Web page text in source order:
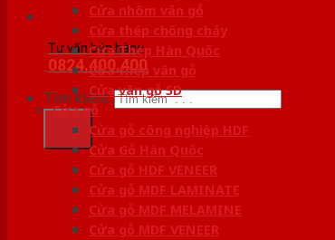
Tư vấn bán hàng
0824.400.400
Tìm kiếm:
Cửa nhôm vân gỗ
Cửa thép chống cháy
Cửa Thép Hàn Quốc
Cửa thép vân gỗ
Cửa vân gỗ 5D
Cửa gỗ
Cửa gỗ công nghiệp HDF
Cửa Gỗ Hàn Quốc
Cửa gỗ HDF VENEER
Cửa gỗ MDF LAMINATE
Cửa gỗ MDF MELAMINE
Cửa gỗ MDF VENEER